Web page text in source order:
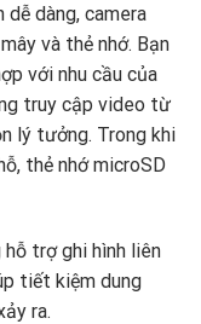
dàng, camera
và thẻ nhớ. Bạn
với nhu cầu của
truy cập video từ
lý tưởng. Trong khi
thẻ nhớ microSD
hỗ trợ ghi hình liên
tiết kiệm dung
ra.